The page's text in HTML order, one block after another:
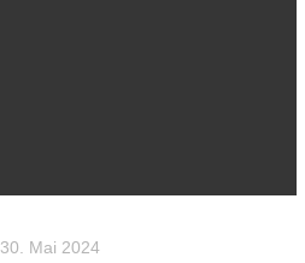
30. Mai 2024